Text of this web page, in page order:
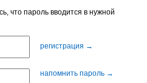
что пароль вводится в нужной
регистрация →
напомнить пароль →